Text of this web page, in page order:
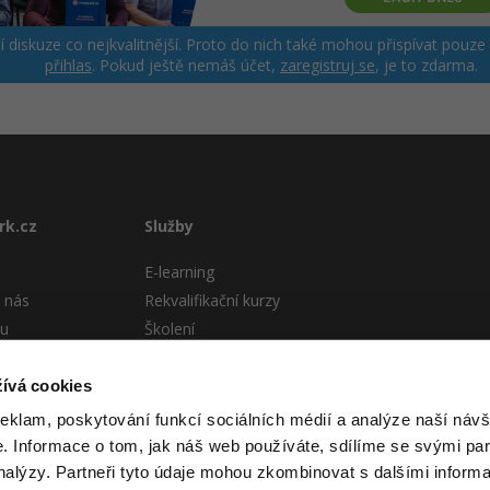
cookies
poskytování funkcí sociálních médií a analýze naší
Informace o tom, jak náš web používáte, sdílíme se svými
Partneři tyto údaje mohou zkombinovat s dalšími
diskuze co nejkvalitnější. Proto do nich také mohou přispívat
přihlas. Pokud ještě nemáš účet, zaregistruj se, je to zdarma.
nás
Služby
E-learning
Rekvalifikační kurzy
Školení